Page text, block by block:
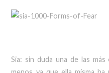
Sia: sin duda una de las